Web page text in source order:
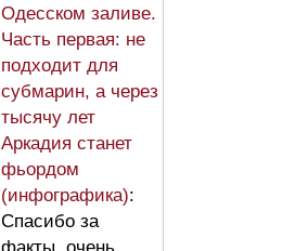
Одесском заливе.
Часть первая: не
подходит для
субмарин, а через
тысячу лет
Аркадия станет
фьордом
(инфографика):
Спасибо за
факты, очень